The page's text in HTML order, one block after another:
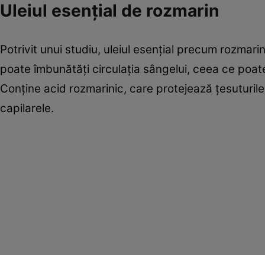
Uleiul esenţial de rozmarin
Potrivit unui studiu, uleiul esențial precum
poate îmbunătăți circulația sângelui, ceea ce
Conține acid rozmarinic, care protejează
capilarele.